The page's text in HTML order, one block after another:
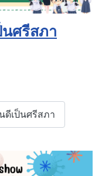
นศรีสภา
ดีเป็นศรีสภา